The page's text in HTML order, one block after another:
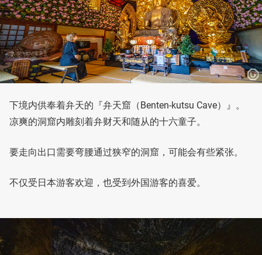
下境内供奉着弁天的『弁天窟（Benten-kutsu Cave）』。
凉爽的洞窟内雕刻着弁财天和随从的十六童子。
要走向出口需要弯腰通过狭窄的洞窟，可能会有些紧张。
不仅受日本游客欢迎，也受到外国游客的喜爱。